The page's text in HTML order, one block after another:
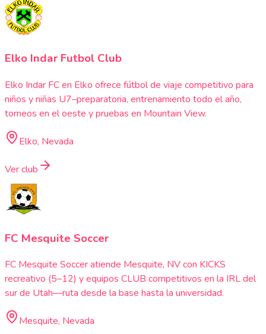
Elko Indar Futbol Club
Elko Indar FC en Elko ofrece fútbol de viaje competitivo para
niños y niñas U7–preparatoria, entrenamiento todo el año,
torneos en el oeste y pruebas en Mountain View.
Elko, Nevada
Ver club
FC Mesquite Soccer
FC Mesquite Soccer atiende Mesquite, NV con KICKS
recreativo (5–12) y equipos CLUB competitivos en la IRL del
sur de Utah—ruta desde la base hasta la universidad.
Mesquite, Nevada